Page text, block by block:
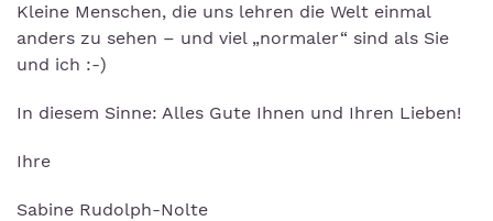
Kleine Menschen, die uns lehren die Welt einmal
anders zu sehen – und viel „normaler“ sind als Sie
und ich :-)
In diesem Sinne: Alles Gute Ihnen und Ihren Lieben!
Ihre
Sabine Rudolph-Nolte